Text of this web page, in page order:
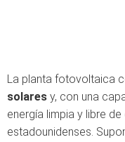
La planta fotovoltaica
solares y, con una
energía limpia y libre
estadounidenses.